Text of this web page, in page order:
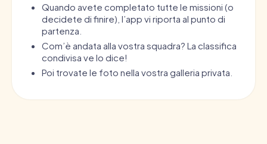
Quando avete completato tutte le missioni (o
decidete di finire), l’app vi riporta al punto di
partenza.
Com’è andata alla vostra squadra? La classifica
condivisa ve lo dice!
Poi trovate le foto nella vostra galleria privata.